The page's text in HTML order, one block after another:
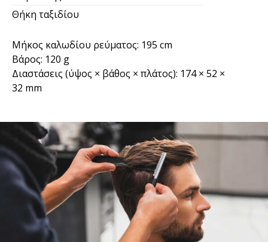
Θήκη ταξιδίου
Μήκος καλωδίου ρεύματος: 195 cm
Βάρος: 120 g
Διαστάσεις (ύψος × βάθος × πλάτος): 174 × 52 ×
32 mm